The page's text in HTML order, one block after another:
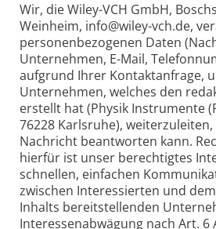
Wir, die Wiley-VCH GmbH,
Weinheim, info@wiley-vch.de,
personenbezogenen Daten
Unternehmen, E-Mail,
aufgrund Ihrer Kontaktanfrage,
Unternehmen, welches den
erstellt hat (Physik Instrumente
76228 Karlsruhe),
Nachricht beantworten kann.
hierfür ist unser berechtigtes
schnellen, einfachen
zwischen Interessierten und
Inhalts bereitstellenden
Interessenabwägung nach Art. 6